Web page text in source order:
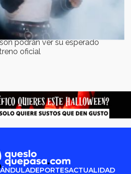
podrán ver su esperado
oficial
DEPORTESACTUALIDAD